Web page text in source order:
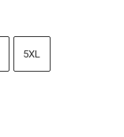
5XL